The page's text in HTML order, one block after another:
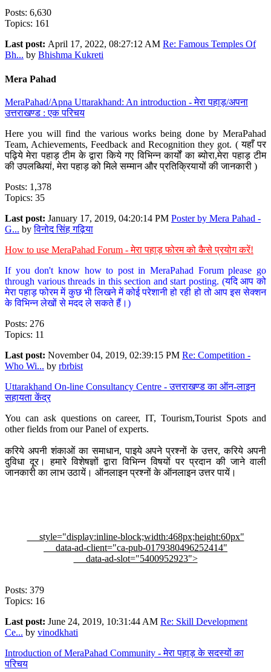
Posts: 6,630
Topics: 161
Last post: April 17, 2022, 08:27:12 AM Re: Famous Temples Of
Bh... by Bhishma Kukreti
Mera Pahad
MeraPahad/Apna Uttarakhand: An introduction - मेरा पहाड़/अपना
उत्तराखण्ड : एक परिचय
Here you will find the various works being done by MeraPahad
Team, Achievements, Feedback and Recognition they got. ( यहाँ पर
पढ़िये मेरा पहाड़ टीम के द्वारा किये गए विभिन्न कार्यों का ब्योरा,मेरा पहाड़ टीम
की उपलब्धियां, मेरा पहाड़ को मिले सम्मान और प्रतिक्रियायों की जानकारी )
Posts: 1,378
Topics: 35
Last post: January 17, 2019, 04:20:14 PM Poster by Mera Pahad -
G... byविनोद सिंह गढ़िया
How to use MeraPahad Forum - मेरा पहाड़ फोरम को कैसे प्रयोग करें!
If you don't know how to post in MeraPahad Forum please go
through various threads in this section and start posting. (यदि आप को
मेरा पहाड़ फोरम में कुछ भी लिखने में कोई परेशानी हो रही हो तो आप इस सेक्शन
के विभिन्न लेखों से मदद ले सकते हैं।)
Posts: 276
Topics: 11
Last post: November 04, 2019, 02:39:15 PM Re: Competition -
Who Wi... by rbrbist
Uttarakhand On-line Consultancy Centre - उत्तराखण्ड का ऑन-लाइन
सहायता केंद्र
You can ask questions on career, IT, Tourism,Tourist Spots and
other fields from our Panel of experts.
करिये अपनी शंकाओं का समाधान, पाइये अपने प्रश्नों के उत्तर, करिये अपनी
दुविधा दूर। हमारे विशेषज्ञों द्वारा विभिन्न विषयों पर प्रदान की जाने वाली
जानकारी का लाभ उठायें। ऑनलाइन प्रश्नों के ऑनलाइन उत्तर पायें।
style="display:inline-block;width:468px;height:60px"
data-ad-client="ca-pub-0179380496252414"
data-ad-slot="5400952923">
Posts: 379
Topics: 16
Last post: June 24, 2019, 10:31:44 AM Re: Skill Development
Ce... by vinodkhati
Introduction of MeraPahad Community - मेरा पहाड़ के सदस्यों का
परिचय